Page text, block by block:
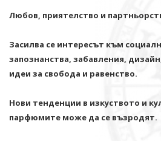
Любов, приятелство и
Засилва се интересът към
запознанства, забавления,
идеи за свобода и равенство.
Нови тенденции в изкуството и
парфюмите може да се възродят.